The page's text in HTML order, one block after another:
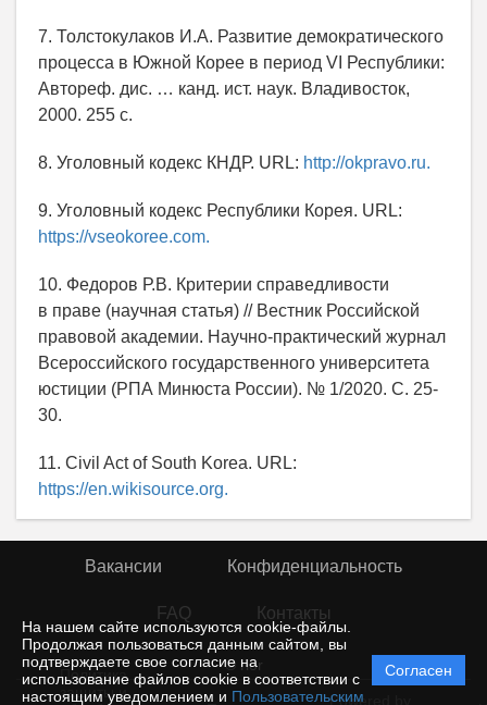
На нашем сайте используются cookie-файлы.
Продолжая пользоваться данным сайтом, вы
подтверждаете свое согласие на
использование файлов cookie в соответствии с
настоящим уведомлением и Пользовательским
Согласен
7. Толстокулаков И.А. Развитие демократического
процесса в Южной Корее в период VI Республики:
Автореф. дис. … канд. ист. наук. Владивосток,
2000. 255 с.
8. Уголовный кодекс КНДР. URL: http://okpravo.ru.
9. Уголовный кодекс Республики Корея. URL:
https://vseokoree.com.
10. Федоров Р.В. Критерии справедливости
в праве (научная статья) // Вестник Российской
правовой академии. Научно-практический журнал
Всероссийского государственного университета
юстиции (РПА Минюста России). № 1/2020. С. 25-
30.
11. Civil Act of South Korea. URL:
https://en.wikisource.org.
Вакансии Конфиденциальность
FAQ Контакты
© rior
Политика
защиты и
Powered by